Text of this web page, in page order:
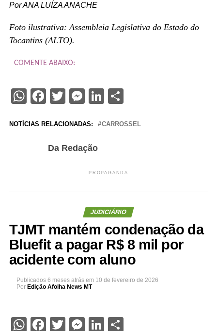
Por ANA LUÍZA ANACHE
Foto ilustrativa: Assembleia Legislativa do Estado do
Tocantins (ALTO).
COMENTE ABAIXO:
WhatsApp
Facebook
Twitter
Messenger
LinkedIn
Share
NOTÍCIAS RELACIONADAS: CARROSSEL
Da Redação
PROPAGANDA
JUDICIÁRIO
TJMT mantém condenação da
Bluefit a pagar R$ 8 mil por
acidente com aluno
Publicados 6 meses atrás em 10 de fevereiro de 2026
Por Edição Afolha News MT
WhatsApp
Facebook
Twitter
Messenger
LinkedIn
Share